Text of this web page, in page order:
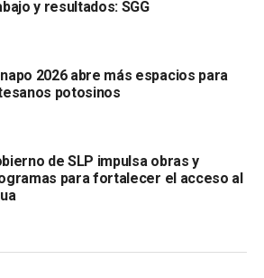
comentó que para salvaguardar
y resultados: SGG
2026 abre más espacios para
potosinos
de SLP impulsa obras y
para fortalecer el acceso al